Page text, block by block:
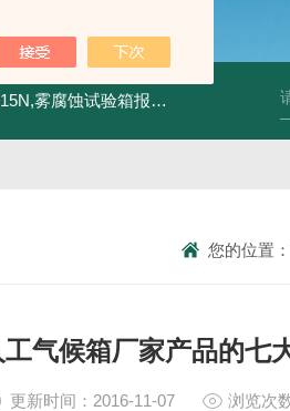
雾腐蚀试验箱报价 LYW-025N,雾
您的位置：
工气候箱厂家产品的七
更新时间：2016-11-07 浏览次